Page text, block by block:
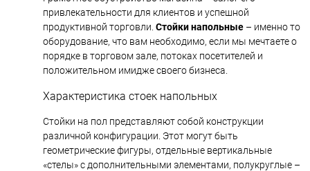
привлекательности для клиентов и успешной
продуктивной торговли. Стойки напольные – именно то
оборудование, что вам необходимо, если мы мечтаете о
порядке в торговом зале, потоках посетителей и
положительном имидже своего бизнеса.
Характеристика стоек напольных
Стойки на пол представляют собой конструкции
различной конфигурации. Этот могут быть
геометрические фигуры, отдельные вертикальные
«стелы» с дополнительными элементами, полукруглые –